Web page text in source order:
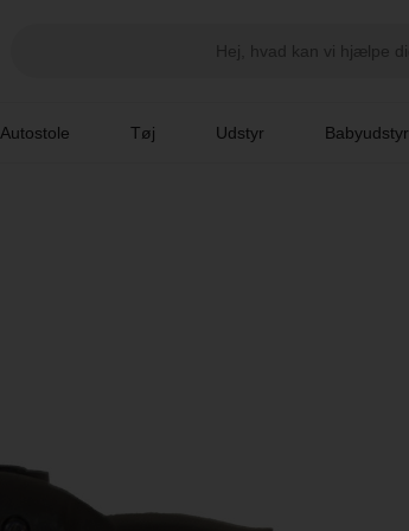
Autostole Tøj Udstyr Babyudstyr